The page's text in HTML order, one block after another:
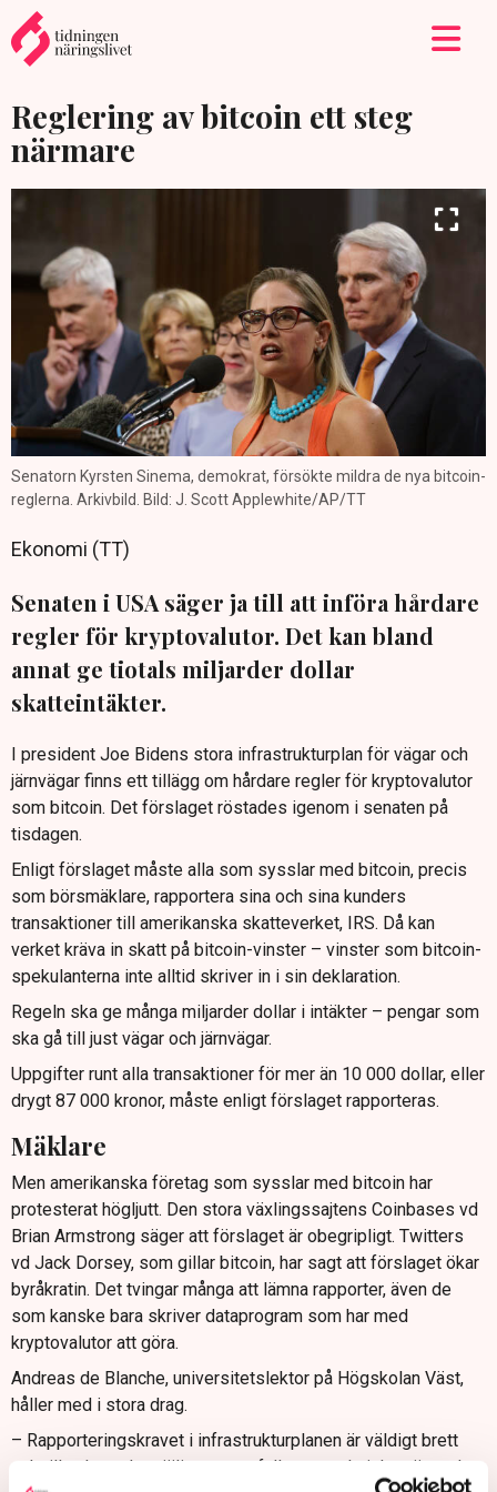
Reglering av bitcoin ett steg
närmare
Senatorn Kyrsten Sinema, demokrat, försökte mildra de nya bitcoin-
reglerna. Arkivbild. Bild: J. Scott Applewhite/AP/TT
Ekonomi (TT)
Senaten i USA säger ja till att införa hårdare
regler för kryptovalutor. Det kan bland
annat ge tiotals miljarder dollar
skatteintäkter.
I president Joe Bidens stora infrastrukturplan för vägar och
järnvägar finns ett tillägg om hårdare regler för kryptovalutor
som bitcoin. Det förslaget röstades igenom i senaten på
tisdagen.
Enligt förslaget måste alla som sysslar med bitcoin, precis
som börsmäklare, rapportera sina och sina kunders
transaktioner till amerikanska skatteverket, IRS. Då kan
verket kräva in skatt på bitcoin-vinster – vinster som bitcoin-
spekulanterna inte alltid skriver in i sin deklaration.
Regeln ska ge många miljarder dollar i intäkter – pengar som
ska gå till just vägar och järnvägar.
Uppgifter runt alla transaktioner för mer än 10 000 dollar, eller
drygt 87 000 kronor, måste enligt förslaget rapporteras.
Mäklare
Men amerikanska företag som sysslar med bitcoin har
protesterat högljutt. Den stora växlingssajtens Coinbases vd
Brian Armstrong säger att förslaget är obegripligt. Twitters
vd Jack Dorsey, som gillar bitcoin, har sagt att förslaget ökar
byråkratin. Det tvingar många att lämna rapporter, även de
som kanske bara skriver dataprogram som har med
kryptovalutor att göra.
Andreas de Blanche, universitetslektor på Högskolan Väst,
håller med i stora drag.
– Rapporteringskravet i infrastrukturplanen är väldigt brett
och till och med omöjligt att uppfylla, rent tekniskt, säger de